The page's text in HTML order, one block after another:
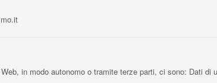
in modo autonomo o tramite terze parti, ci sono: Dati